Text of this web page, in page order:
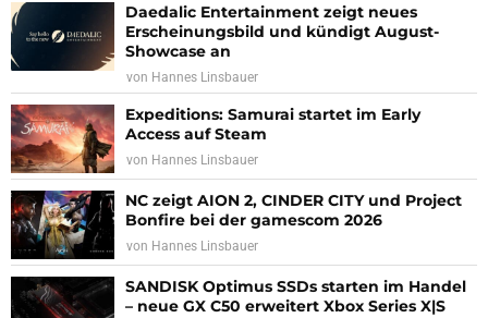
Daedalic Entertainment zeigt neues
Erscheinungsbild und kündigt August-
Showcase an
von Hannes Linsbauer
Expeditions: Samurai startet im Early
Access auf Steam
von Hannes Linsbauer
NC zeigt AION 2, CINDER CITY und Project
Bonfire bei der gamescom 2026
von Hannes Linsbauer
SANDISK Optimus SSDs starten im Handel
– neue GX C50 erweitert Xbox Series X|S